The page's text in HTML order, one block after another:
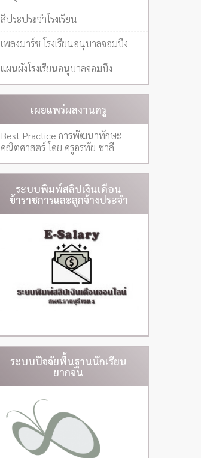
สีประประจำโรงเรียน
เพลงมาร์ช โรงเรียนอนุบาลจอมบึง
แผนผังโรงเรียนอนุบาลจอมบึง
เผยแพร่ผลงานครู
Best Practice การพัฒนาทักษะ
คณิตศาสตร์ โดย ครูอรทัย ชาลี
ระบบพิมพ์สลิปเงินเดือน
ข้าราชการและลูกจ้างประจำ
ระบบปัจจัยพื้นฐานนักเรียน
ยากจน